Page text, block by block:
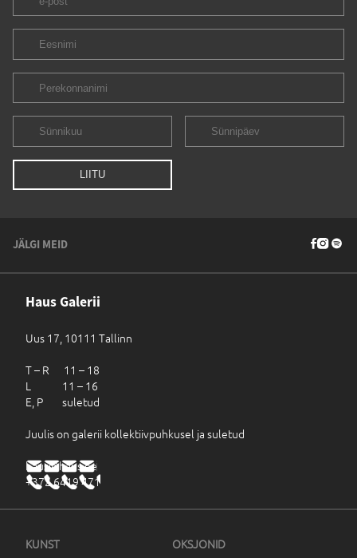
JÄLGI MEID
Haus Galerii
Uus 17, 10111 Tallinn
T – R 11 – 18
L 11 – 16
E, P suletud
Juulis on galerii kollektiivpuhkusel ja suletud
haus@haus.ee
+372 6419 471
KUNST OKSJONID